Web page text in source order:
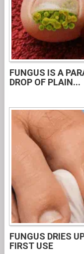
FUNGUS IS A
DROP OF PLAIN...
FUNGUS DRIES
FIRST USE